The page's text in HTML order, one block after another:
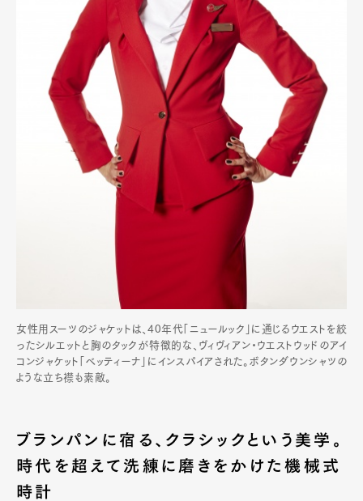
女性用スーツのジャケットは、40年代「ニュールック」に通じるウエストを絞
ったシルエットと胸のタックが特徴的な、ヴィヴィアン・ウエストウッドのアイ
コンジャケット「ベッティーナ」にインスパイアされた。ボタンダウンシャツの
ような立ち襟も素敵。
ブランパンに宿る、クラシックという美学。
時代を超えて洗練に磨きをかけた機械式
時計